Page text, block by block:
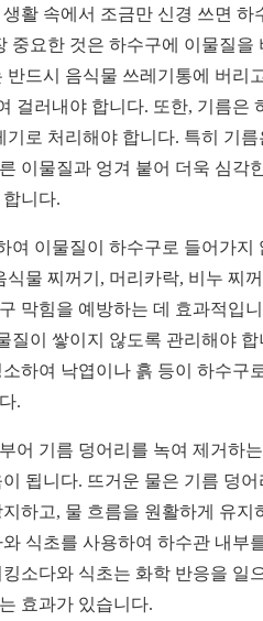
활 속에서 조금만 신경 쓰면 하
중요한 것은 하수구에 이물질을
드시 음식물 쓰레기통에 버리
걸러내야 합니다. 또한, 기름은
로 처리해야 합니다. 특히 기름
이물질과 엉겨 붙어 더욱 심각
니다.
여 이물질이 하수구로 들어가지
물 찌꺼기, 머리카락, 비누 찌
막힘을 예방하는 데 효과적입
질이 쌓이지 않도록 관리해야 합
하여 낙엽이나 흙 등이 하수구
.
어 기름 덩어리를 녹여 제거하
됩니다. 뜨거운 물은 기름 덩어
하고, 물 흐름을 원활하게 유지
식초를 사용하여 하수관 내부
소다와 식초는 화학 반응을 일
효과가 있습니다.